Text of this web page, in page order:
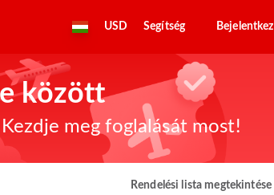
USD Segítség
között
meg foglalását most!
Rendelési lista megtekintése